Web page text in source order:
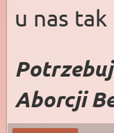
u nas
Aborcji